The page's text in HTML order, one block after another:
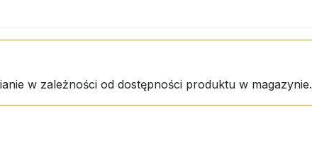
w zależności od dostępności produktu w magazynie.